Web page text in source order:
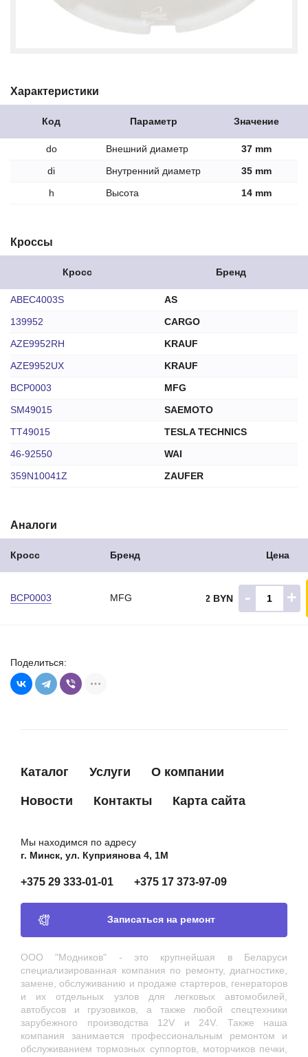
Характеристики
Код Параметр Значение
do Внешний диаметр
37 mm
di
Внутренний диаметр
35 mm
h
Высота 14 mm
Кроссы
Кросс Бренд
ABEC4003S
AS
139952
CARGO
AZE9952RH
KRAUF
AZE9952UX
KRAUF
BCP0003
MFG
SM49015
SAEMOTO
TT49015
TESLA TECHNICS
46-92550
WAI
359N10041Z
ZAUFER
Аналоги
Кросс Бренд Цена
BCP0003 MFG 4.32 BYN - +
Поделиться:
Каталог Услуги О компании
Новости Контакты Карта сайта
Мы находимся по адресу
г. Минск, ул. Куприянова 4, 1М
+375 29 333-01-01 +375 17 373-97-09
Записаться на ремонт
ООО "Модников" - это крупнейшая в Беларуси
специализированная компания по ремонту, диагностике,
замене, обслуживанию и продаже стартеров, генераторов
и их отдельных узлов для легковых автомобилей,
автобусов и грузовиков, а также любой спецтехники
зарубежного производства 12V и 24V. Также наша
компания занимается профессиональным ремонтом и
обслуживанием тормозных суппортов, моторчиков печки,